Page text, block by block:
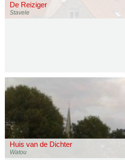
De Reiziger
Stavele
Huis van de Dichter
Watou